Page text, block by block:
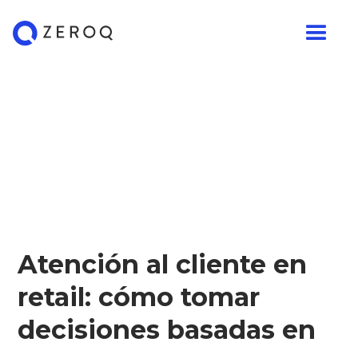
Atención al cliente en
retail: cómo tomar
decisiones basadas en